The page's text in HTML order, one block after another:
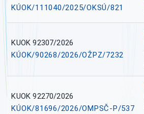
KÚOK/111040/2025/OKSÚ/821
KUOK 92307/2026
KÚOK/90268/2026/OŽPZ/7232
KUOK 92270/2026
KÚOK/81696/2026/OMPSČ-P/537